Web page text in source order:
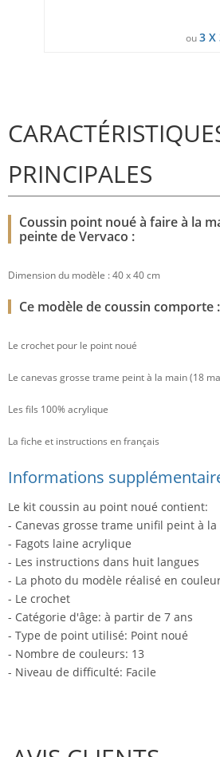
ou3 X
PRINCIPALES
Coussin point noué à faire à la
peinte de Vervaco :
Dimension du modèle : 40 x 40 cm
Ce modèle de coussin comporte :
Le crochet pour le point noué
Le canevas grosse trame peint à la main (18
Les fils 100% acrylique
La fiche et instructions en français
Informations
Le kit coussin au point noué contient:
- Canevas grosse trame unifil peint à
- Fagots laine acrylique
- Les instructions dans huit langues
- La photo du modèle réalisé en
- Le crochet
- Catégorie d'âge: à partir de 7 ans
- Type de point utilisé: Point noué
- Nombre de couleurs: 13
- Niveau de difficulté: Facile